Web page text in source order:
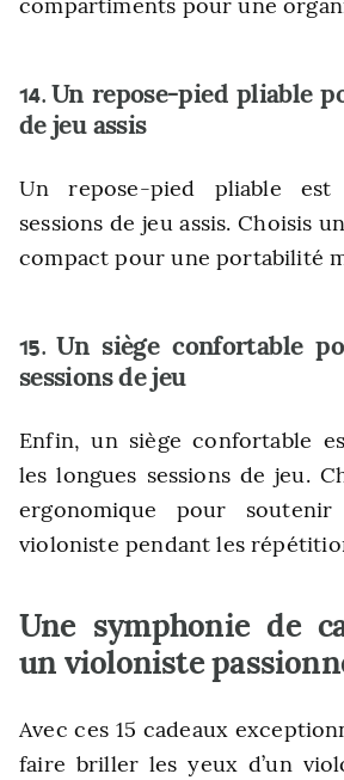
14. Un repose-pied pliable
de jeu assis
Un repose-pied pliable
sessions de jeu assis. Choisis
compact pour une portabilité
15. Un siège confortable
sessions de jeu
Enfin, un siège confortable
les longues sessions de jeu.
ergonomique pour
violoniste pendant les
Une symphonie de
un violoniste
Avec ces 15 cadeaux
faire briller les yeux d’un